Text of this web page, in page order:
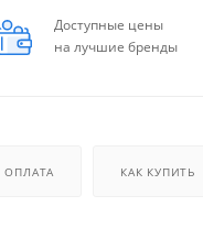
Доступные цены
на лучшие бренды
ОПЛАТА КАК КУПИТЬ